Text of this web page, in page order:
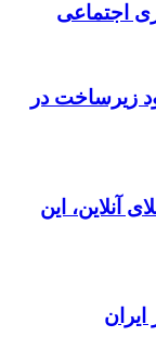
اجتماعی
زیرساخت در
آنلاین، این